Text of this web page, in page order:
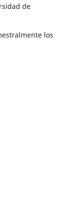
de
los